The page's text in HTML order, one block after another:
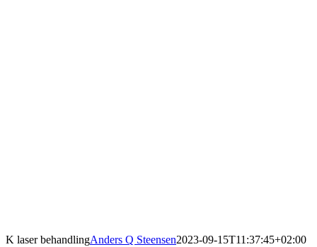
K laser behandlingAnders Q Steensen2023-09-15T11:37:45+02:00